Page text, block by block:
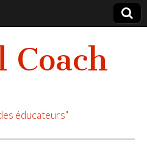
Coach
éducateurs"